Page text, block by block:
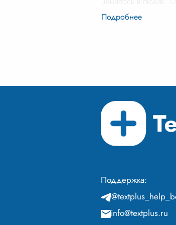
формах: от простого
Поддержка:
info@textplus.ru